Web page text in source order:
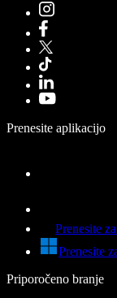
Prenesite aplikacijo
Prenesite
Prenesite
Priporočeno branje